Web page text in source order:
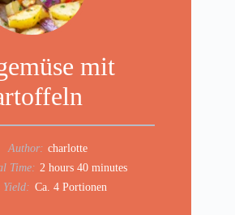
mit
Author: charlotte
Time: 2 hours 40 minutes
Yield: Ca. 4 Portionen